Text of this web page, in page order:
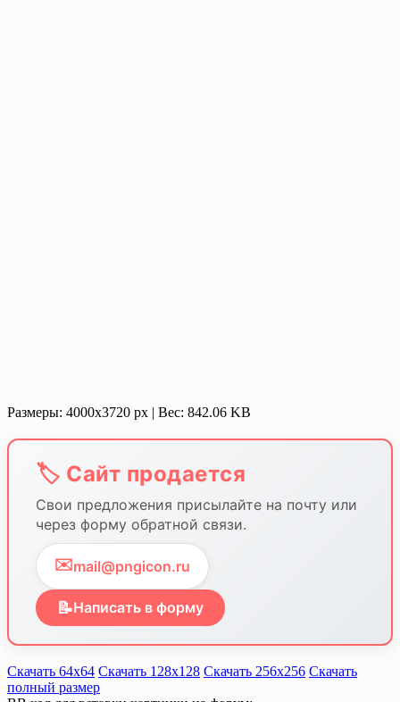
Размеры: 4000x3720 px | Вес: 842.06 KB
🏷️ Сайт продается
Свои предложения присылайте на почту или
через форму обратной связи.
✉️mail@pngicon.ru
📝Написать в форму
Скачать 64х64 Скачать 128х128 Скачать 256х256 Скачать
полный размер